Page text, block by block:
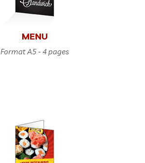
MENU
Format A5 - 4 pages